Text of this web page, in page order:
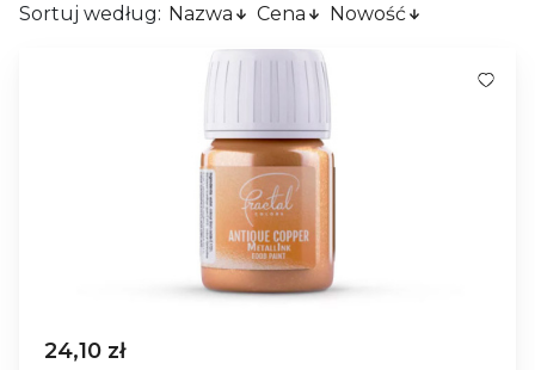
Sortuj według: Nazwa Cena Nowość
24,10 zł